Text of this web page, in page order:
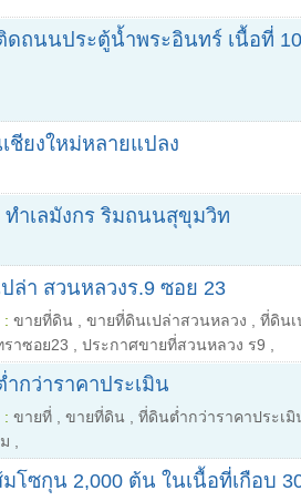
ถนนประตู้น้ำพระอินทร์ เนื้อที่
ชียงใหม่หลายแปลง
ำเลมังกร ริมถนนสุขุมวิท
ล่า สวนหลวงร.9 ซอย 23
: ขายที่ดิน ขายที่ดินเปล่าสวนหลวง
ที่ดิน
าซอย23
ประกาศขายที่สวนหลวง ร9
กว่าราคาประเมิน
: ขายที่ ขายที่ดิน
ที่ดินต่ำกว่าราคาประเมิ
โซกุน 2,000 ต้น ในเนื้อที่เกือบ